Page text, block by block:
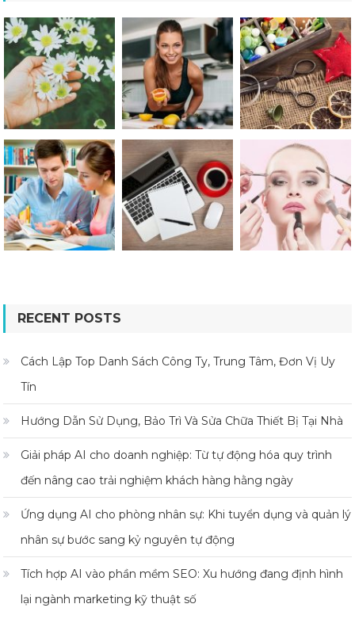
RECENT POSTS
Cách Lập Top Danh Sách Công Ty, Trung Tâm, Đơn Vị Uy
Tín
Hướng Dẫn Sử Dụng, Bảo Trì Và Sửa Chữa Thiết Bị Tại Nhà
Giải pháp AI cho doanh nghiệp: Từ tự động hóa quy trình
đến nâng cao trải nghiệm khách hàng hằng ngày
Ứng dụng AI cho phòng nhân sự: Khi tuyển dụng và quản lý
nhân sự bước sang kỷ nguyên tự động
Tích hợp AI vào phần mềm SEO: Xu hướng đang định hình
lại ngành marketing kỹ thuật số